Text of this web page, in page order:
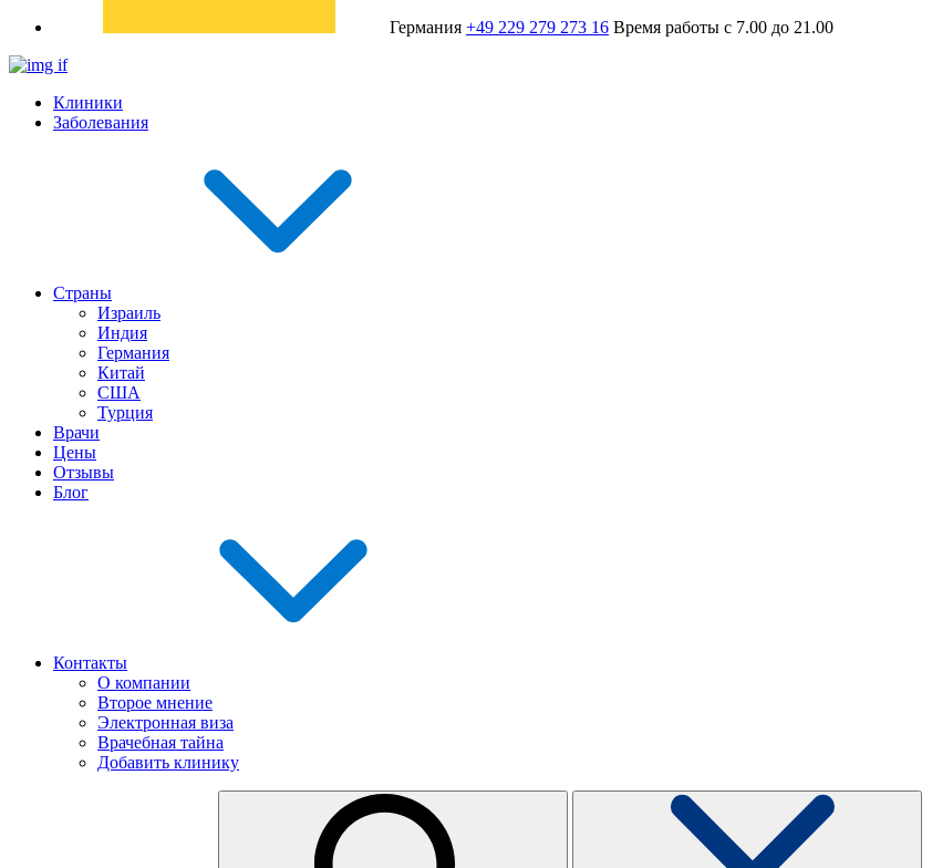
Германия +49 229 279 273 16 Время работы с 7.00 до 21.00
Клиники
Заболевания
Страны
Израиль
Индия
Германия
Китай
США
Турция
Врачи
Цены
Отзывы
Блог
Контакты
О компании
Второе мнение
Электронная виза
Врачебная тайна
Добавить клинику